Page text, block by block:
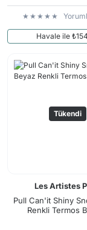
Havale ile
Tükendi
Les Artistes
Pull Can'it Shiny
Renkli Termos